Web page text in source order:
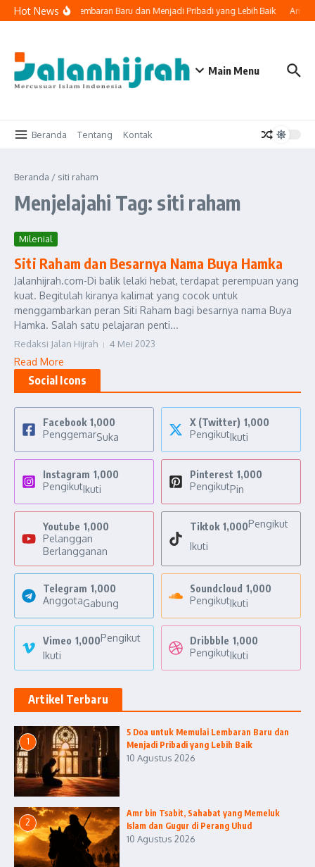
Lewati ke konten
Hot News
untuk Memulai Lembaran Baru dan Menjadi Pribadi yang Lebih Baik Amr
Main Menu
Beranda Tentang Kontak
Beranda / siti raham
Menjelajahi Tag: siti raham
Milenial
Siti Raham dan Besarnya Nama Buya Hamka
Jalanhijrah.com-Di balik lelaki hebat, terdapat perempuan yang
kuat. Begitulah kiranya kalimat yang cocok untuk
menggambarkan peran Siti Raham bagi besarnya nama Buya
Hamka. Salah satu pelajaran penti...
Redaksi Jalan Hijrah 4 Mei 2023
Read More
Social Icons
Facebook 1,000
PenggemarSuka
X (Twitter) 1,000
PengikutIkuti
Instagram 1,000
PengikutIkuti
Pinterest 1,000
PengikutPin
Youtube 1,000
Pelanggan
Berlangganan
Tiktok 1,000Pengikut
Ikuti
Telegram 1,000
AnggotaGabung
Soundcloud 1,000
PengikutIkuti
Vimeo 1,000Pengikut
Ikuti
Dribbble 1,000
PengikutIkuti
Artikel Terbaru
1
5 Doa untuk Memulai Lembaran Baru dan
Menjadi Pribadi yang Lebih Baik
10 Agustus 2026
2
Amr bin Tsabit, Sahabat yang Memeluk
Islam dan Gugur di Perang Uhud
10 Agustus 2026